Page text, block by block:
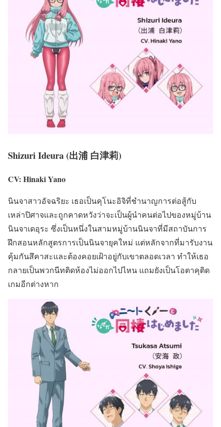
Shizuri Ideura (出浦 白津莉)
CV: Hinaki Yano
นินจาสาวอัจฉริยะ เธอเป็นคุโนะอิจิที่ชำนาญการต่อสู้กับ
เหล่าปิศาจและถูกคาดหวังว่าจะเป็นผู้นำคนต่อไปของหมู่บ้าน
นินจาเดอุระ ซึ่งเป็นหนึ่งในสามหมู่บ้านนินจาที่มีสถาบันการ
ฝึกสอนหลักสูตรการเป็นนินจายุคใหม่ แต่หลักจากที่มารับงาน
คุ้มกันสึคาสะและต้องคอยเฝ้าอยู่กับเขาตลอดเวลา ทำให้เธอ
กลายเป็นพวกนีทติดห้องไม่ออกไปไหน แถมยังเป็นโอตาคุติด
เกมอีกต่างหาก